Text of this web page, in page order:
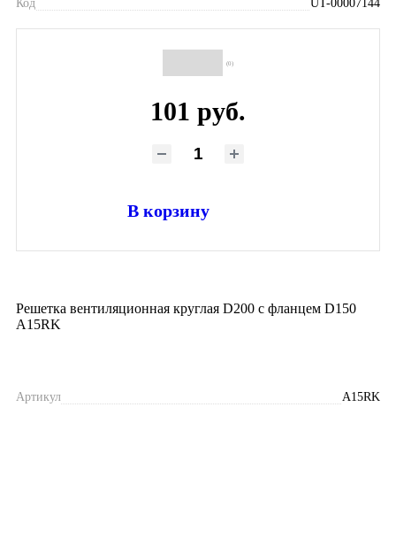
Код UT-00007144
(0)
101 руб.
В корзину
Решетка вентиляционная круглая D200 с фланцем D150
A15RK
Артикул A15RK